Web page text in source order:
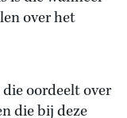
over het
oordeelt over
die bij deze